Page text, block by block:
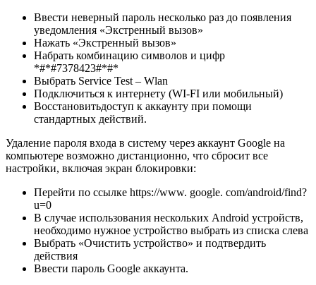
Ввести неверный пароль несколько раз до появления
уведомления «Экстренный вызов»
Нажать «Экстренный вызов»
Набрать комбинацию символов и цифр
*#*#7378423#*#*
Выбрать Service Test – Wlan
Подключиться к интернету (WI-FI или мобильный)
Восстановитьдоступ к аккаунту при помощи
стандартных действий.
Удаление пароля входа в систему через аккаунт Google на
компьютере возможно дистанционно, что сбросит все
настройки, включая экран блокировки:
Перейти по ссылке https://www. google. com/android/find?
u=0
В случае использования нескольких Android устройств,
необходимо нужное устройство выбрать из списка слева
Выбрать «Очистить устройство» и подтвердить
действия
Ввести пароль Google аккаунта.